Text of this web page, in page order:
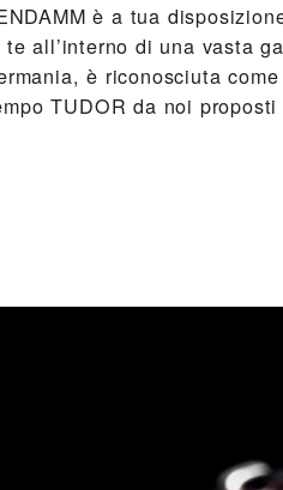
è a tua
all’interno di una vasta
è riconosciuta
TUDOR da noi